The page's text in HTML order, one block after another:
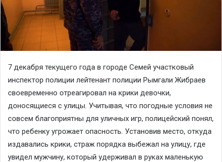
7 декабря текущего года в городе Семей участковый
инспектор полиции лейтенант полиции Рымгали Жибраев
своевременно отреагировал на крики девочки,
доносящиеся с улицы. Учитывая, что погодные условия не
совсем благоприятны для уличных игр, полицейский понял,
что ребенку угрожает опасность. Установив место, откуда
издавались крики, страж порядка выбежал на улицу, где
увидел мужчину, который удерживал в руках маленькую